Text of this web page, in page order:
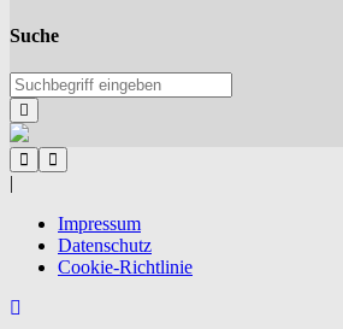
Suche
|
Impressum
Datenschutz
Cookie-Richtlinie